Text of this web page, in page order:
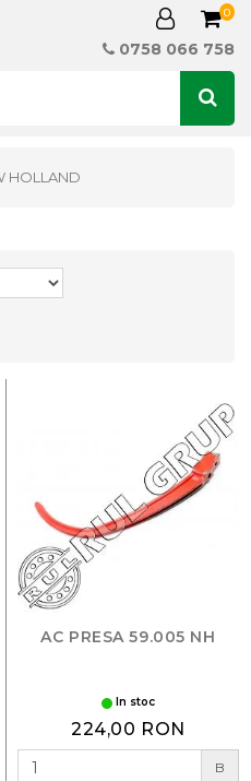
0
0758 066 758
HOLLAND
AC PRESA 59.005 NH
In stoc
224,00 RON
B